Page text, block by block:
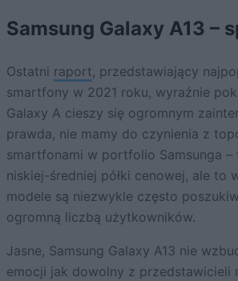
Samsung Galaxy A13 –
Ostatni raport, przedstawiający
smartfony w 2021 roku, wyraźnie
Galaxy A cieszy się ogromnym
prawda, nie mamy do czynienia z
smartfonami w portfolio Samsunga –
niskiej-średniej półki cenowej, ale to
modele są niezwykle często
ogromną liczbą użytkowników.
Jasne, Samsung Galaxy A13 nie
emocji jak dowolny z przedstawicieli